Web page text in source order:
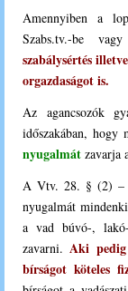
Amennyiben a
Szabs.tv.-be
szabálysértés
orgazdaságot is.
Az agancsozók
időszakában, hogy
nyugalmát zavarja
A Vtv. 28. § (2) –
nyugalmát
a vad búvó-,
zavarni. Aki
bírságot köteles